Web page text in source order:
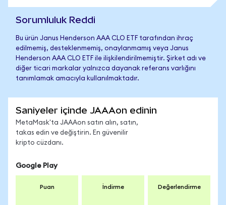
Sorumluluk Reddi
Bu ürün Janus Henderson AAA CLO ETF tarafından ihraç
edilmemiş, desteklenmemiş, onaylanmamış veya Janus
Henderson AAA CLO ETF ile ilişkilendirilmemiştir. Şirket adı ve
diğer ticari markalar yalnızca dayanak referans varlığını
tanımlamak amacıyla kullanılmaktadır.
Saniyeler içinde JAAAon edinin
MetaMask'ta JAAAon satın alın, satın,
takas edin ve değiştirin. En güvenilir
kripto cüzdanı.
Google Play
Puan İndirme Değerlendirme